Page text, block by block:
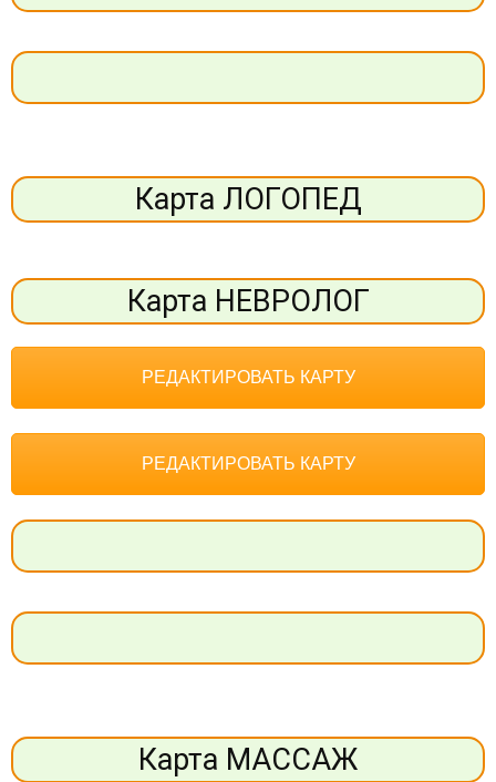
Карта ЛОГОПЕД
Карта НЕВРОЛОГ
РЕДАКТИРОВАТЬ КАРТУ
РЕДАКТИРОВАТЬ КАРТУ
Карта МАССАЖ